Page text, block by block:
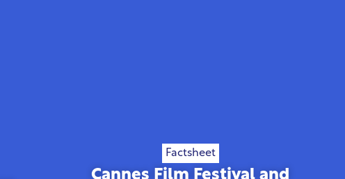
Factsheet